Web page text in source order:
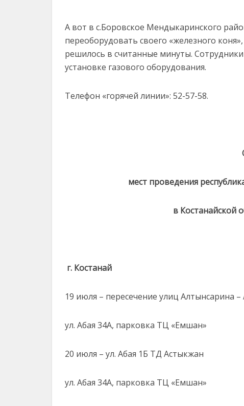
А вот в с.Боровское Мендыкаринского
переоборудовать своего «железного
решилось в считанные минуты.
установке газового оборудования.
Телефон «горячей линии»: 52-57-58.
мест проведения
в Костанайской
г. Костанай
19 июля – пересечение улиц Алтынсарина
ул. Абая 34А, парковка ТЦ «Емшан»
20 июля – ул. Абая 1Б ТД Астыкжан
ул. Абая 34А, парковка ТЦ «Емшан»